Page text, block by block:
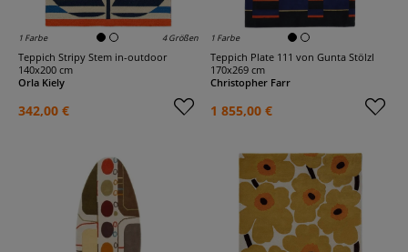
1 Farbe 4 Größen
Teppich Stripy Stem in-outdoor
140x200 cm
Orla Kiely
342,00 €
1 Farbe
Teppich Plate 111 von Gunta Stölzl
170x269 cm
Christopher Farr
1 855,00 €